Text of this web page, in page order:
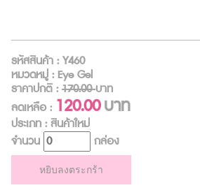
รหัสสินค้า : Y460
หมวดหมู่ : Eye Gel
ราคาปกติ : 170.00บาท
ลดเหลือ : 120.00บาท
ประเภท : สินค้าใหม่
จำนวน
กล่อง
หยิบลงตระกร้า